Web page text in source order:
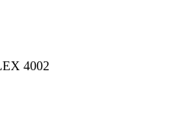
4002